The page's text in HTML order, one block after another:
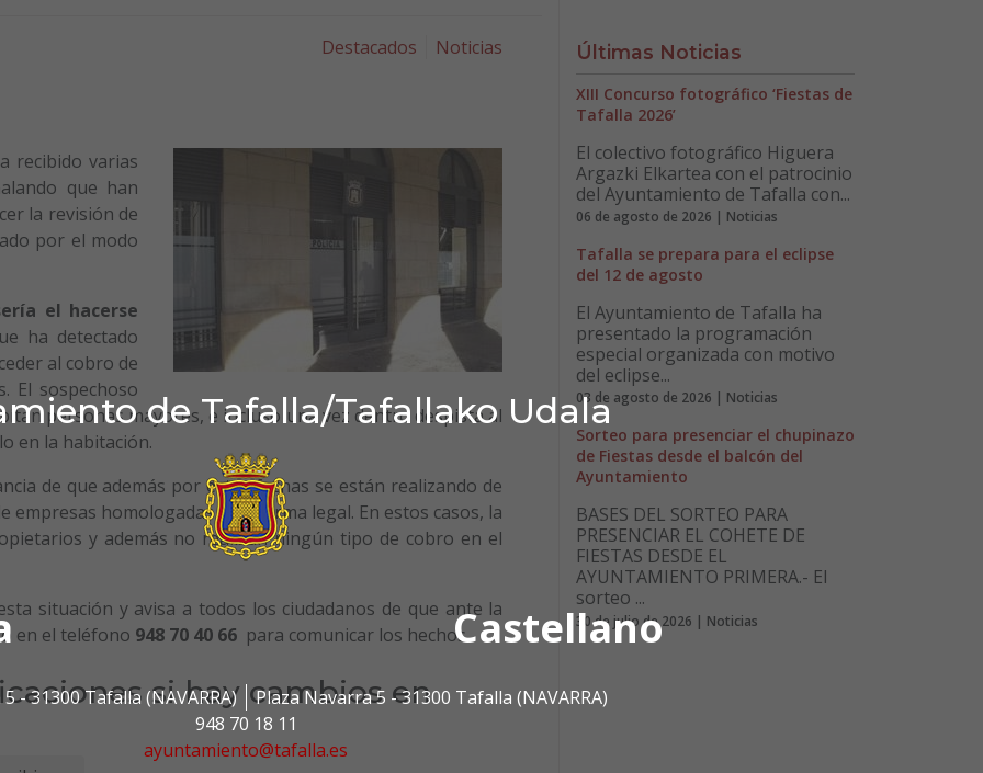
de Tafalla/Tafallako Udala
Castellano
- 31300 Tafalla (NAVARRA)
Plaza Navarra 5 - 31300 Tafalla (NAVARRA)
948 70 18 11
ayuntamiento@tafalla.es
Destacados Noticias
recibido varias
que han
la revisión de
por el modo
el hacerse
ha detectado
al cobro de
El sospechoso
personas mayores, e incluso una vez dentro despista al
en la habitación.
de que además por estas fechas se están realizando de
empresas homologadas y de forma legal. En estos casos, la
y además no realizan ningún tipo de cobro en el
situación y avisa a todos los ciudadanos de que ante la
en el teléfono 948 70 40 66para comunicar los hechos.
si hay cambios en
Últimas Noticias
XIII Concurso fotográfico ‘Fiestas de
Tafalla 2026’
El colectivo fotográfico Higuera
Argazki Elkartea con el patrocinio
del Ayuntamiento de Tafalla con...
06 de agosto de 2026 | Noticias
Tafalla se prepara para el eclipse
del 12 de agosto
El Ayuntamiento de Tafalla ha
presentado la programación
especial organizada con motivo
del eclipse...
03 de agosto de 2026 | Noticias
Sorteo para presenciar el chupinazo
de Fiestas desde el balcón del
Ayuntamiento
BASES DEL SORTEO PARA
PRESENCIAR EL COHETE DE
FIESTAS DESDE EL
AYUNTAMIENTO PRIMERA.- El
sorteo ...
30 de julio de 2026 | Noticias